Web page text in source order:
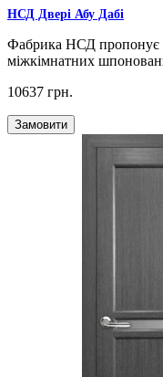
НСД Двері Абу Дабі
Фабрика НСД пропонує
міжкімнатних
10637 грн.
Замовити